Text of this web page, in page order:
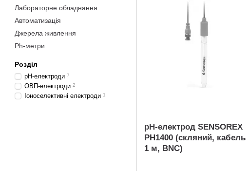
pH-електрод SENSOREX
PH1400 (скляний, кабель
1 м, BNC)
Лабораторне обладнання
Автоматизація
Джерела живлення
Ph-метри
Розділ
pH-електроди 7
ОВП-електроди 2
Іоноселективні електроди 1